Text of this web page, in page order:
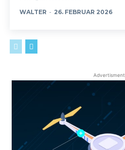
WALTER - 26. FEBRUAR 2026
Advertisment